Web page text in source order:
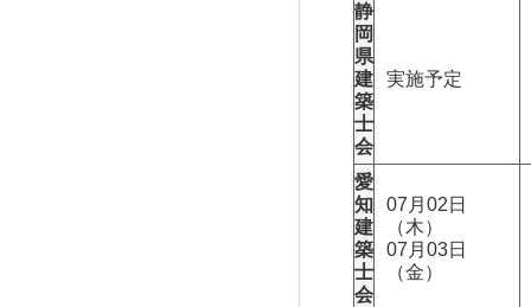
静
岡
県
建
築
士
会
実施予定
愛
知
建
築
士
会
07月02日
（木）
07月03日
（金）